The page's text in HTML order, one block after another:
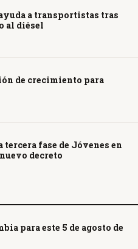
a transportistas tras
al diésel
de crecimiento para
tercera fase de Jóvenes en
decreto
para este 5 de agosto de